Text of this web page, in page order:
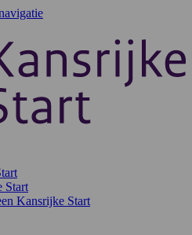
Start
Kansrijke Start